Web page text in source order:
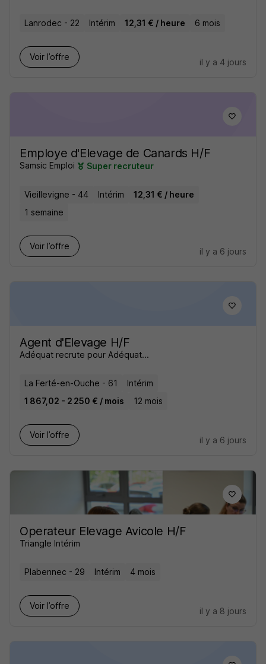
Lanrodec - 22 Intérim 12,31 € / heure 6 mois
Voir l’offre
il y a 4 jours
Employe d'Elevage de Canards H/F
Samsic Emploi Super recruteur
Vieillevigne - 44 Intérim
12,31 € / heure
1 semaine
Voir l’offre
il y a 6 jours
Agent d'Elevage H/F
Adéquat recrute pour Adéquat...
La Ferté-en-Ouche - 61
Intérim
1 867,02 - 2 250 € / mois
12 mois
Voir l’offre
il y a 6 jours
Operateur Elevage Avicole H/F
Triangle Intérim
Plabennec - 29 Intérim 4 mois
Voir l’offre
il y a 8 jours